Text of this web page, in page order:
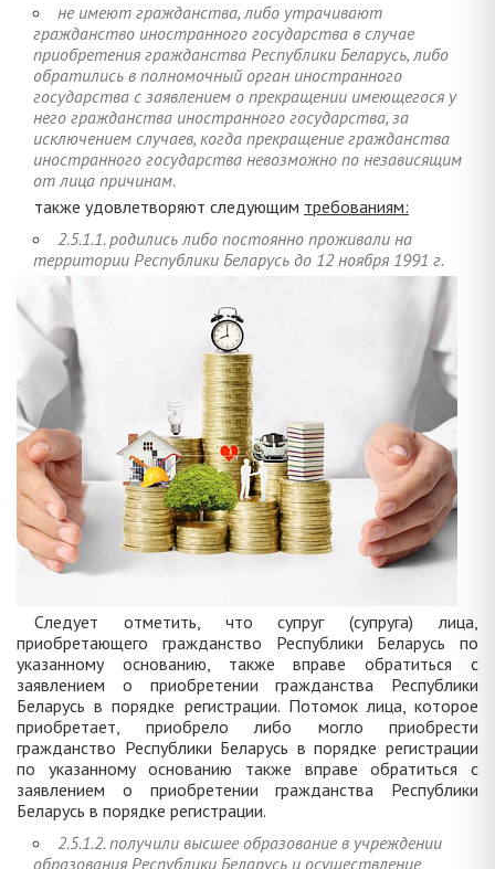
не имеют гражданства, либо утрачивают
гражданство иностранного государства в случае
приобретения гражданства Республики Беларусь, либо
обратились в полномочный орган иностранного
государства с заявлением о прекращении имеющегося у
него гражданства иностранного государства, за
исключением случаев, когда прекращение гражданства
иностранного государства невозможно по независящим
от лица причинам.
также удовлетворяют следующим требованиям:
2.5.1.1. родились либо постоянно проживали на
территории Республики Беларусь до 12 ноября 1991 г.
Следует отметить, что супруг (супруга) лица,
приобретающего гражданство Республики Беларусь по
указанному основанию, также вправе обратиться с
заявлением о приобретении гражданства Республики
Беларусь в порядке регистрации. Потомок лица, которое
приобретает, приобрело либо могло приобрести
гражданство Республики Беларусь в порядке регистрации
по указанному основанию также вправе обратиться с
заявлением о приобретении гражданства Республики
Беларусь в порядке регистрации.
2.5.1.2. получили высшее образование в учреждении
образования Республики Беларусь и осуществление